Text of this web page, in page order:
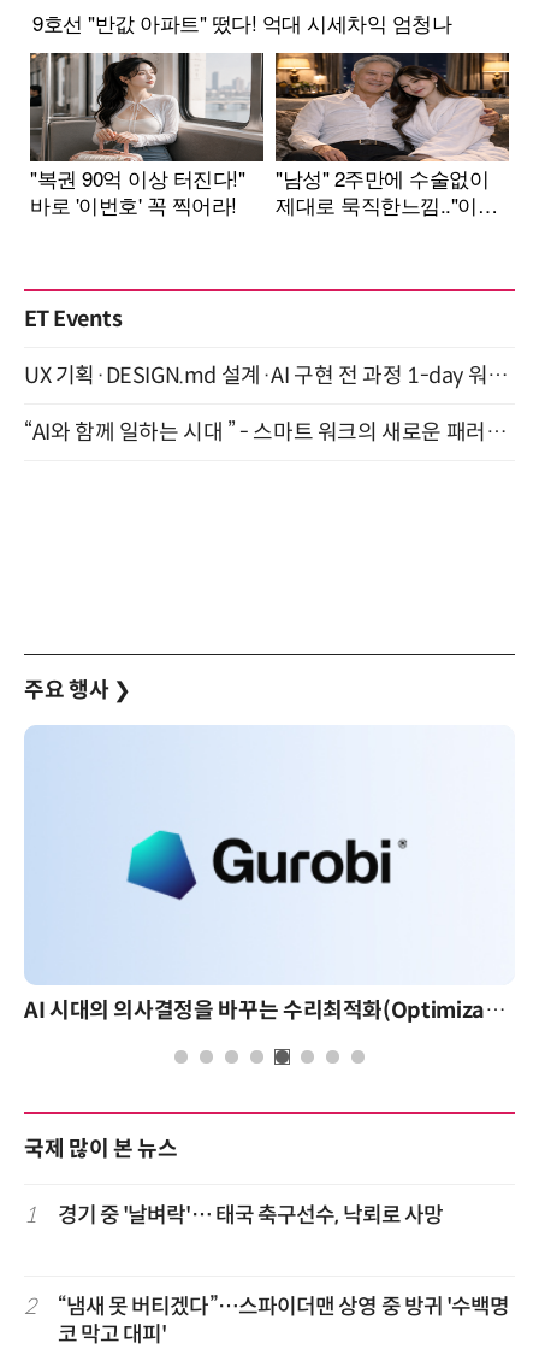
ET Events
UX 기획·DESIGN.md 설계·AI 구현 전 과정 1-day 워크숍 with Claude Code·Codex 9월 15일 개최
“AI와 함께 일하는 시대 ” - 스마트 워크의 새로운 패러다임 (9/11)
주요 행사 ❯
AI 시대의 의사결정을 바꾸는 수리최적화(Optimization): 실제 산업 적용 사례와 활용 전략
국제 많이 본 뉴스
1 경기 중 '날벼락'… 태국 축구선수, 낙뢰로 사망
2
“냄새 못 버티겠다”…스파이더맨 상영 중 방귀 '수백명
코 막고 대피'